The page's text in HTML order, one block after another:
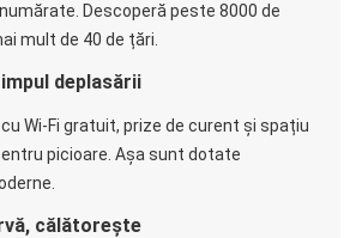
Descoperă peste 8000 de
mult de 40 de țări.
deplasării
Wi-Fi gratuit, prize de curent și spațiu
picioare. Așa sunt dotate
călătorește